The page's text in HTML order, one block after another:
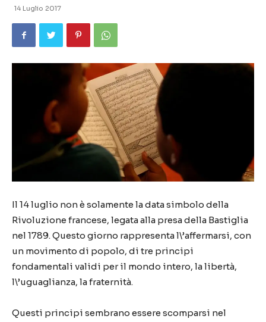
14 Luglio 2017
Il 14 luglio non è solamente la data simbolo della
Rivoluzione francese, legata alla presa della Bastiglia
nel 1789. Questo giorno rappresenta l\’affermarsi, con
un movimento di popolo, di tre principi
fondamentali validi per il mondo intero, la libertà,
l\’uguaglianza, la fraternità.
Questi principi sembrano essere scomparsi nel